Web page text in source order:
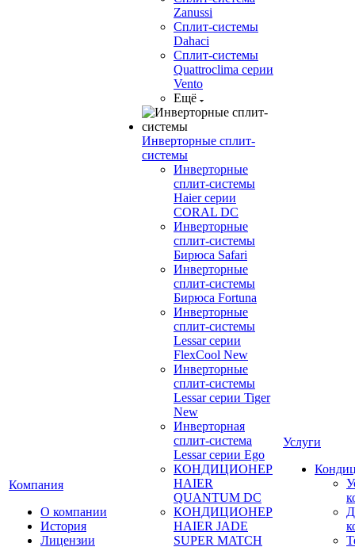
Компания
О компании
История
Лицензии
Zanussi
Сплит-системы
Dahaci
Сплит-системы
Quattroclima серии
Vento
Ещё
Инверторные сплит-
системы
Инверторные
сплит-системы
Haier серии
CORAL DC
Инверторные
сплит-системы
Бирюса Safari
Инверторные
сплит-системы
Бирюса Fortuna
Инверторные
сплит-системы
Lessar серии
FlexCool New
Инверторные
сплит-системы
Lessar серии Tiger
New
Инверторная
сплит-система
Lessar серии Ego
КОНДИЦИОНЕР
HAIER
QUANTUM DC
КОНДИЦИОНЕР
HAIER JADE
SUPER MATCH
Услуги